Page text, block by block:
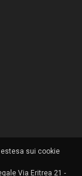
sui cookie
Via Eritrea 21 -